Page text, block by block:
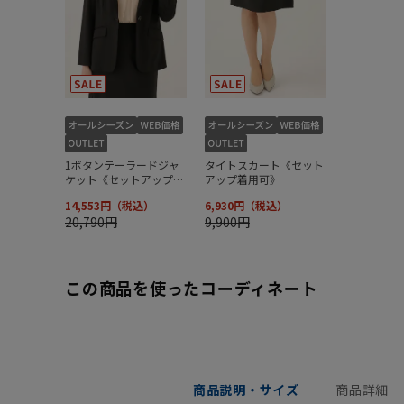
この商品を使ったコーディネート
商品説明・サイズ 商品詳細